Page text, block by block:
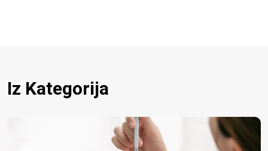
Iz Kategorija